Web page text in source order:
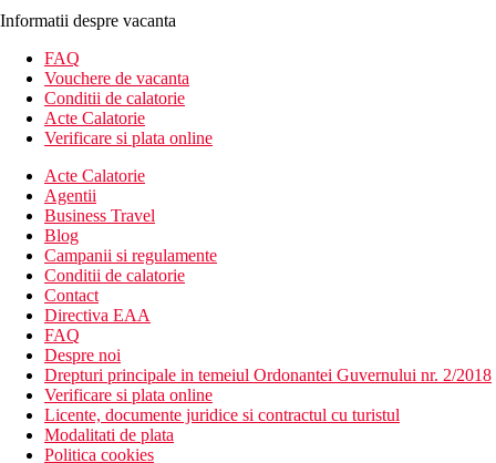
Informatii despre vacanta
FAQ
Vouchere de vacanta
Conditii de calatorie
Acte Calatorie
Verificare si plata online
Acte Calatorie
Agentii
Business Travel
Blog
Campanii si regulamente
Conditii de calatorie
Contact
Directiva EAA
FAQ
Despre noi
Drepturi principale in temeiul Ordonantei Guvernului nr. 2/2018
Verificare si plata online
Licente, documente juridice si contractul cu turistul
Modalitati de plata
Politica cookies